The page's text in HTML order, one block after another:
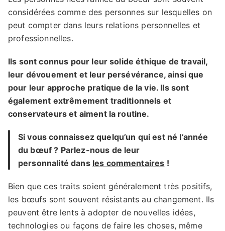
considérées comme des personnes sur lesquelles on
peut compter dans leurs relations personnelles et
professionnelles.
Ils sont connus pour leur solide éthique de travail,
leur dévouement et leur persévérance, ainsi que
pour leur approche pratique de la vie. Ils sont
également extrêmement traditionnels et
conservateurs et aiment la routine.
Si vous connaissez quelqu’un qui est né l’année
du bœuf ? Parlez-nous de leur
personnalité dans les commentaires !
Bien que ces traits soient généralement très positifs,
les bœufs sont souvent résistants au changement. Ils
peuvent être lents à adopter de nouvelles idées,
technologies ou façons de faire les choses, même